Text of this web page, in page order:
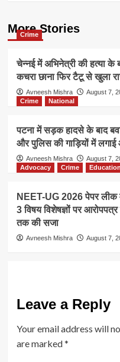
More Stories
Crime
चेन्नई में अभिनेत्री की हत्या
कचरा छाना फिर टैटू से खुला
Avneesh Mishra August 7,
Crime
National
पटना में सड़क हादसे के बाद
और पुलिस की गाड़ियों में
Avneesh Mishra August 7,
Advocacy
Crime
NEET-UG 2026 पेपर लीक
3 विषय विशेषज्ञों पर
तक की सजा
Avneesh Mishra August 7,
Leave a Reply
Your email address will
are marked*